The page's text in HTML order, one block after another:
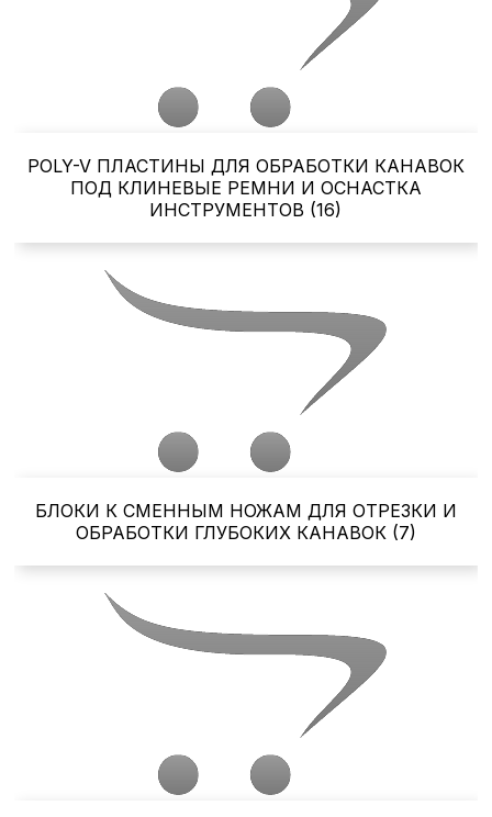
POLY-V ПЛАСТИНЫ ДЛЯ ОБРАБОТКИ КАНАВОК
ПОД КЛИНЕВЫЕ РЕМНИ И ОСНАСТКА
ИНСТРУМЕНТОВ (16)
БЛОКИ К СМЕННЫМ НОЖАМ ДЛЯ ОТРЕЗКИ И
ОБРАБОТКИ ГЛУБОКИХ КАНАВОК (7)